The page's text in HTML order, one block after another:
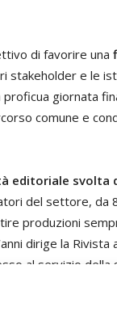
di favorire una
stakeholder e le
giornata
comune e
editoriale svolta
del settore, da
produzioni
dirige la
al servizio della
riconosce